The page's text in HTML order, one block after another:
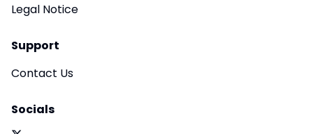
Legal Notice
Support
Contact Us
Socials